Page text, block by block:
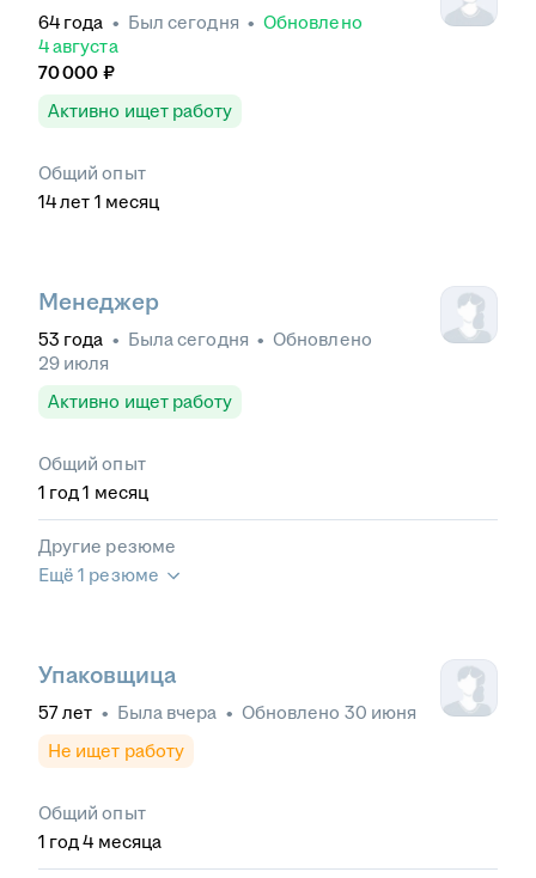
64 года • Был сегодня • Обновлено
4 августа
70 000 ₽
Активно ищет работу
Общий опыт
14лет 1 месяц
Менеджер
53 года • Быласегодня • Обновлено
29 июля
Активно ищет работу
Общий опыт
1 год 1 месяц
Другие резюме
Ещё 1 резюме
Упаковщица
57лет • Была вчера • Обновлено 30 июня
Не ищет работу
Общий опыт
1 год 4 месяца